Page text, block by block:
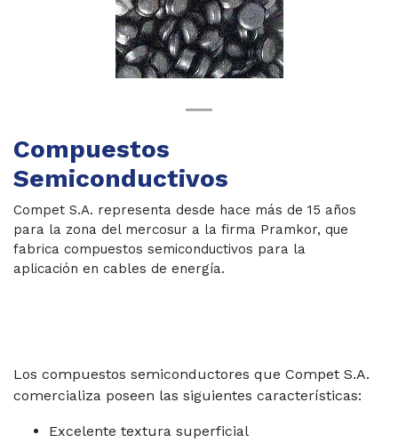
Previous Next
Compuestos
Semiconductivos
Compet S.A. representa desde hace más de 15 años
para la zona del mercosur a la firma Pramkor, que
fabrica compuestos semiconductivos para la
aplicación en cables de energía.
Los compuestos semiconductores que Compet S.A.
comercializa poseen las siguientes características:
Excelente textura superficial